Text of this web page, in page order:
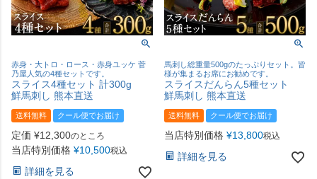
赤身・大トロ・ロース・赤身ユッケ 菅
乃屋人気の4種セットです。
スライス4種セット 計300g
鮮馬刺し 熊本直送
送料無料 クール便でお届け
定価 ¥12,300のところ
当店特別価格 ¥10,500税込
詳細を見る
馬刺し総重量500gのたっぷりセット。皆
様が集まるお席にお勧めです。
スライスだんらん5種セット
鮮馬刺し 熊本直送
送料無料 クール便でお届け
当店特別価格 ¥13,800税込
詳細を見る